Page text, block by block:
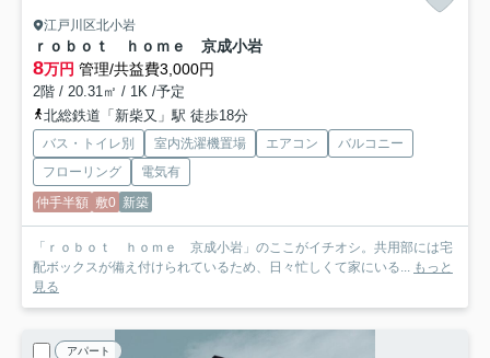
江戸川区北小岩
ｒｏｂｏｔ ｈｏｍｅ 京成小岩
8万円 管理/共益費3,000円
2階 / 20.31㎡ / 1K /予定
北総鉄道「新柴又」駅 徒歩18分
バス・トイレ別 室内洗濯機置場 エアコン
バルコニー
フローリング
電気有
仲手半額 敷0 新築
「ｒｏｂｏｔ ｈｏｍｅ 京成小岩」のここがイチオシ。共用部には宅
配ボックスが備え付けられているため、日々忙しくて家にいる...
もっと
見る
アパート